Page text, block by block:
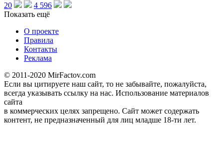
20
4 596
Показать ещё
О проекте
Правила
Контакты
Реклама
© 2011-2020 MirFactov.com
Если вы цитируете наш сайт, то не забывайте, пожалуйста,
всегда указывать ссылку на нас. Использование материалов
сайта
в коммерческих целях запрещено. Сайт может содержать
контент, не предназначенный для лиц младше 18-ти лет.